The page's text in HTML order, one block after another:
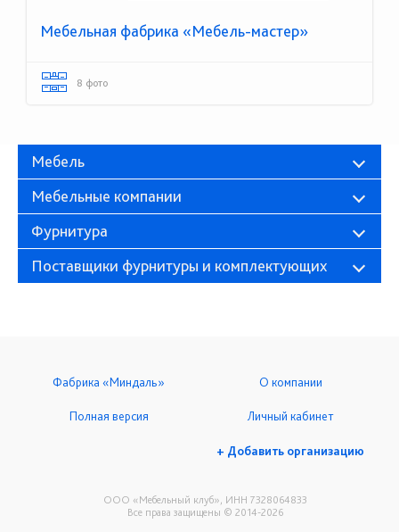
Мебельная фабрика «Мебель-мастер»
8 фото
Мебель
Мебельные компании
Фурнитура
Поставщики фурнитуры и комплектующих
ООО «Мебельный клуб», ИНН 7328064833
Все права защищены © 2014-2026
Фабрика «Миндаль» О компании
Полная версия Личный кабинет
+ Добавить организацию